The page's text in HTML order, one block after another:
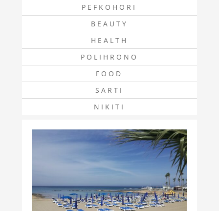
PEFKOHORI
BEAUTY
HEALTH
POLIHRONO
FOOD
SARTI
NIKITI